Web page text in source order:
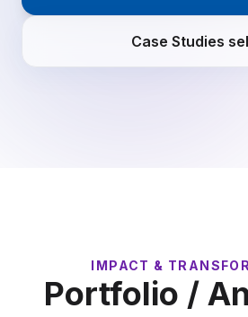
Case Studies
IMPACT &
Portfolio /